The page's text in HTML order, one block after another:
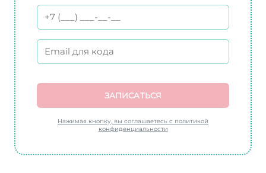
ЗАПИСАТЬСЯ
Нажимая кнопку, вы соглашаетесь с политикой
конфиденциальности